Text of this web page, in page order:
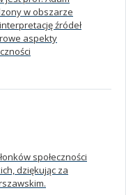
w obszarze
źródeł
aspekty
społeczności
dziękując za